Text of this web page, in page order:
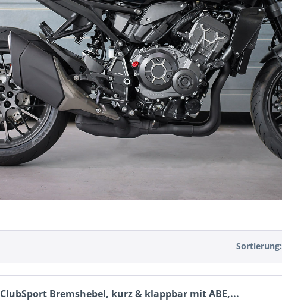
Sortierung:
ClubSport Bremshebel, kurz & klappbar mit ABE,...